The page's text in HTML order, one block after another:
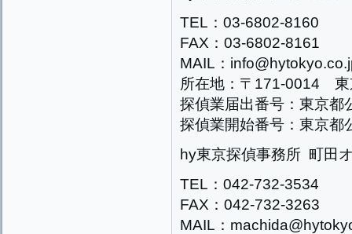
TEL：03-6802-8160
FAX：03-6802-8161
MAIL：
所在地：〒171-0014 東
探偵業届出番号：東京
探偵業開始番号：東京
hy東京探偵事務所 町田
TEL：042-732-3534
FAX：042-732-3263
MAIL：